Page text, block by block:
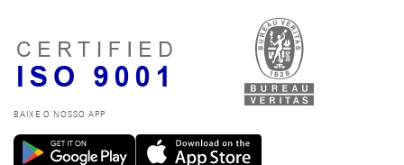
BAIXE O NOSSO APP